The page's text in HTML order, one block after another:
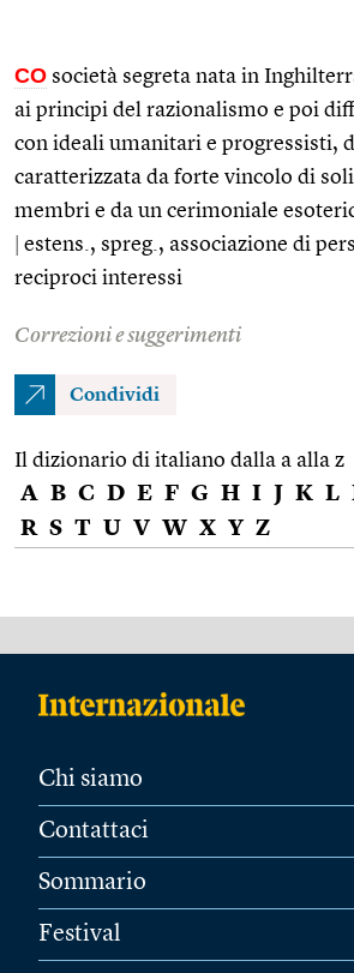
CO società segreta nata in
ai principi del razionalismo e poi
con ideali umanitari e progressisti,
caratterizzata da forte vincolo di
membri e da un cerimoniale
estens., spreg., associazione di
reciproci interessi
Correzioni e suggerimenti
Condividi
Il dizionario di italiano dalla a alla z
A B C D E F G H I J K L
R S T U V W X Y Z
Chi siamo
Contattaci
Sommario
Festival